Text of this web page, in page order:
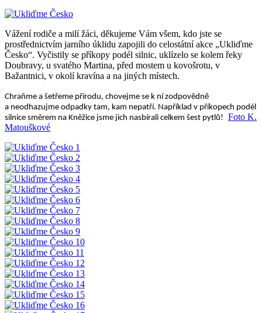
Vážení rodiče a milí žáci, děkujeme Vám všem, kdo jste se
prostřednictvím jarního úklidu zapojili do celostátní akce „Ukliďme
Česko“. Vyčistily se příkopy podél silnic, uklízelo se kolem řeky
Doubravy, u svatého Martina, před mostem u kovošrotu, v
Bažantnici, v okolí kravína a na jiných místech.
Chraňme a šetřeme přírodu, chovejme se k ní zodpovědně
a neodhazujme odpadky tam, kam nepatří. Například v příkopech podél
silnice směrem na Kněžice jsme jich nasbírali celkem šest pytlů! Foto K.
Matouškové